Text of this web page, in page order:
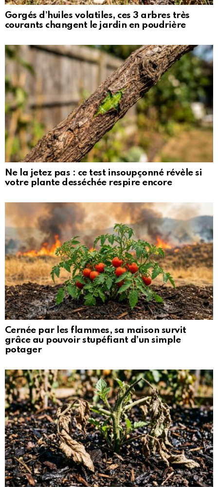
Gorgés d’huiles volatiles, ces 3 arbres très
courants changent le jardin en poudrière
Ne la jetez pas : ce test insoupçonné révèle si
votre plante desséchée respire encore
Cernée par les flammes, sa maison survit
grâce au pouvoir stupéfiant d’un simple
potager